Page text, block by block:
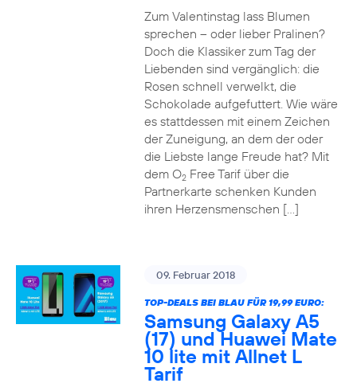
Zum Valentinstag lass Blumen
sprechen – oder lieber Pralinen?
Doch die Klassiker zum Tag der
Liebenden sind vergänglich: die
Rosen schnell verwelkt, die
Schokolade aufgefuttert. Wie wäre
es stattdessen mit einem Zeichen
der Zuneigung, an dem der oder
die Liebste lange Freude hat? Mit
dem O2Free Tarif über die
Partnerkarte schenken Kunden
ihren Herzensmenschen […]
09. Februar 2018
TOP-DEALS BEI BLAU FÜR 19,99 EURO:
Samsung Galaxy A5
(17) und Huawei Mate
10 lite mit Allnet L
Tarif